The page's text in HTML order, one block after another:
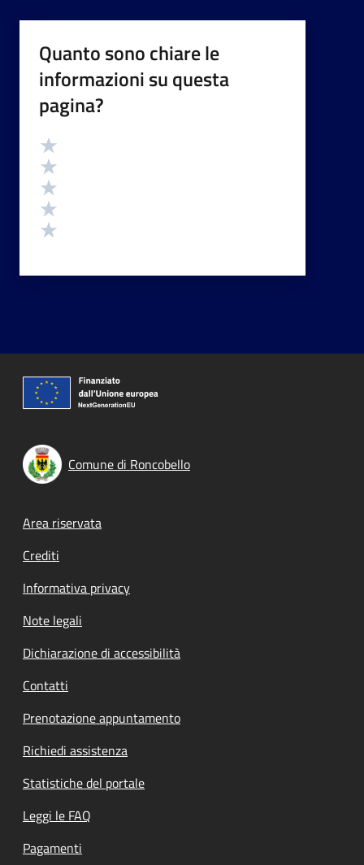
Quanto sono chiare le
informazioni su questa
pagina?
Valutazione
Comune di Roncobello
Footer menu
Area riservata
Crediti
Informativa privacy
Note legali
Dichiarazione di accessibilità
Contatti
Prenotazione appuntamento
Richiedi assistenza
Statistiche del portale
Leggi le FAQ
Pagamenti